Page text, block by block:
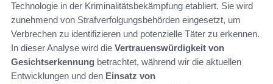
Technologie in der Kriminalitätsbekämpfung etabliert. Sie wird
zunehmend von Strafverfolgungsbehörden eingesetzt, um
Verbrechen zu identifizieren und potenzielle Täter zu erkennen.
In dieser Analyse wird die Vertrauenswürdigkeit von
Gesichtserkennung betrachtet, während wir die aktuellen
Entwicklungen und den Einsatz von